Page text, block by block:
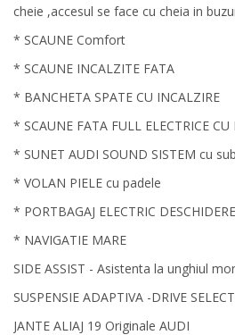
cheie ,accesul se face cu cheia in
* SCAUNE Comfort
* SCAUNE INCALZITE FATA
* BANCHETA SPATE CU INCALZIRE
* SCAUNE FATA FULL ELECTRICE CU
* SUNET AUDI SOUND SISTEM cu
* VOLAN PIELE cu padele
* PORTBAGAJ ELECTRIC
* NAVIGATIE MARE
SIDE ASSIST - Asistenta la unghiul
SUSPENSIE ADAPTIVA -DRIVE
JANTE ALIAJ 19 Originale AUDI